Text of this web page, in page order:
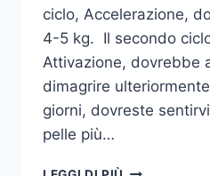
ciclo, Accelerazione,
4-5 kg. Il secondo
Attivazione, dovrebbe
dimagrire
giorni, dovreste
pelle più…
LA